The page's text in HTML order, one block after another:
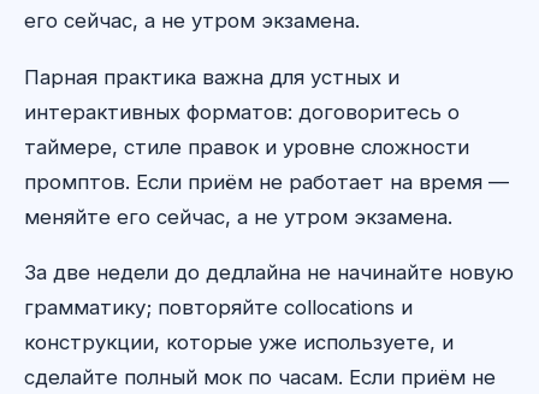
его сейчас, а не утром экзамена.
Парная практика важна для устных и
интерактивных форматов: договоритесь о
таймере, стиле правок и уровне сложности
промптов. Если приём не работает на время —
меняйте его сейчас, а не утром экзамена.
За две недели до дедлайна не начинайте новую
грамматику; повторяйте collocations и
конструкции, которые уже используете, и
сделайте полный мок по часам. Если приём не